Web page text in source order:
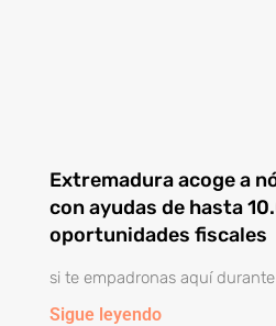
Extremadura acoge a
con ayudas de hasta
oportunidades fiscales
si te empadronas aquí
Sigue leyendo